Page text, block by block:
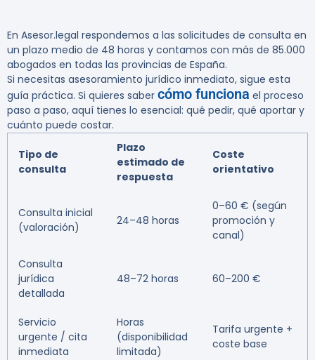
En Asesor.legal respondemos a las solicitudes de consulta en
un plazo medio de 48 horas y contamos con más de 85.000
abogados en todas las provincias de España.
Si necesitas asesoramiento jurídico inmediato, sigue esta
guía práctica. Si quieres saber cómo funciona el proceso
paso a paso, aquí tienes lo esencial: qué pedir, qué aportar y
cuánto puede costar.
Tipo de
consulta
Plazo
estimado de
respuesta
Coste
orientativo
Consulta inicial
(valoración)
24–48 horas
0–60 € (según
promoción y
canal)
Consulta
jurídica
detallada
48–72 horas 60–200 €
Servicio
urgente / cita
inmediata
Horas
(disponibilidad
limitada)
Tarifa urgente +
coste base